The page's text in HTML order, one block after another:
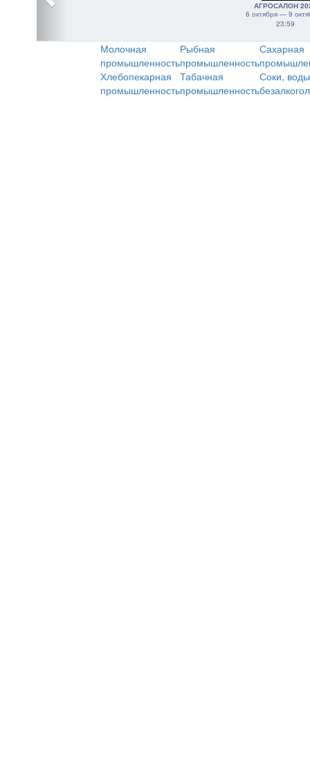
АГРОСАЛОН
6 октября — 9
23:59
Молочная
промышленность
Рыбная
промышленность
Сахарная
Хлебопекарная
промышленность
Табачная
промышленность
Соки,